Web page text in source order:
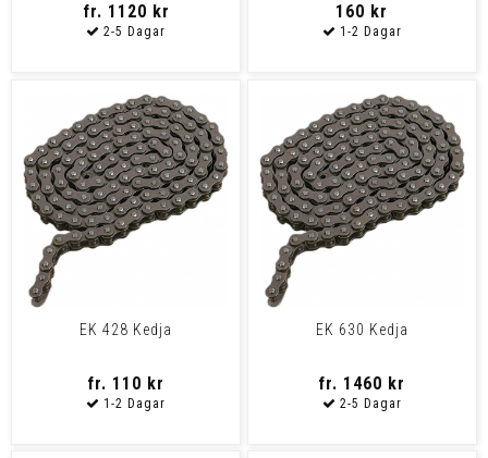
fr. 1120 kr 160 kr
EK 428 Kedja
fr. 110 kr
EK 630 Kedja
fr. 1460 kr